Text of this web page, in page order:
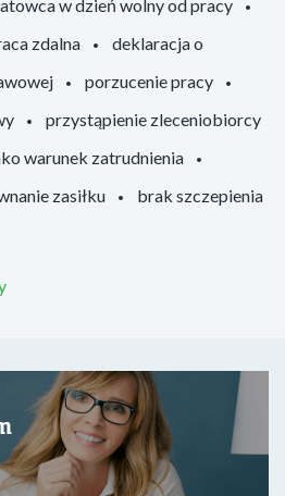
w dzień wolny od pracy
zdalna
deklaracja o
porzucenie pracy
przystąpienie zleceniobiorcy
warunek zatrudnienia
zasiłku
brak szczepienia